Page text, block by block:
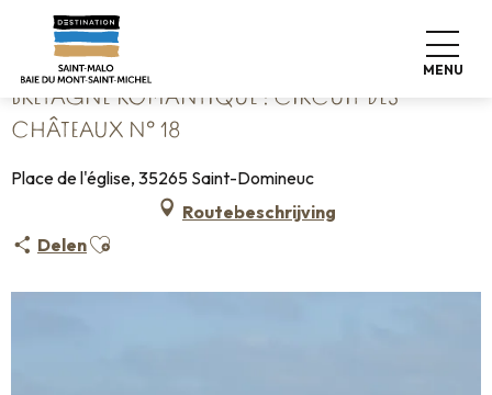
contenu
principal
MENU
Home Bretagne Romantique : Circuit des Châteaux n° 18
BRETAGNE ROMANTIQUE : CIRCUIT DES
CHÂTEAUX N° 18
Place de l'église, 35265 Saint-Domineuc
Routebeschrijving
DelenAjouter aux favoris